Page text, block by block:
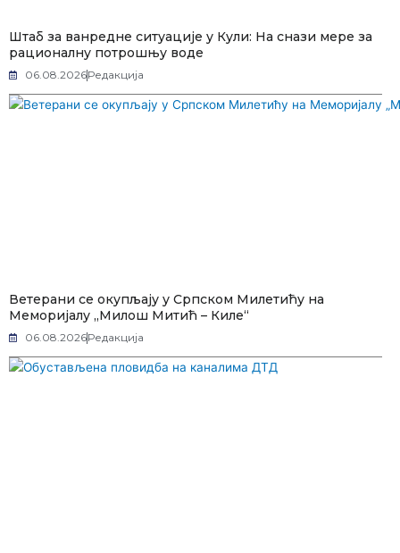
Штаб за ванредне ситуације у Кули: На снази мере за
рационалну потрошњу воде
06.08.2026Редакција
Ветерани се окупљају у Српском Милетићу на
Меморијалу „Милош Митић – Киле“
06.08.2026Редакција